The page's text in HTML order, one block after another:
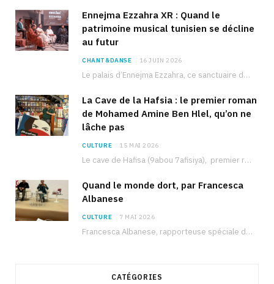
Ennejma Ezzahra XR : Quand le
patrimoine musical tunisien se décline
au futur
CHANT&DANSE 16 JUIN 2026
Le palais d’Ennejma Ezzahra, ce sanctuaire de la musique tunisienne et méditerranéenne construit par le…
La Cave de la Hafsia : le premier roman
de Mohamed Amine Ben Hlel, qu’on ne
lâche pas
CULTURE 15 MAI 2026
Le cave de Hafisa (9abou 7afisiya), premier roman du journaliste tunisien Mohamed Amine Ben Hlel,…
Quand le monde dort, par Francesca
Albanese
CULTURE 7 MAI 2026
Francesca Albanese, rapporteuse spéciale de l’ONU sur les territoires palestiniens occupés, était à Tunis pour…
CATÉGORIES